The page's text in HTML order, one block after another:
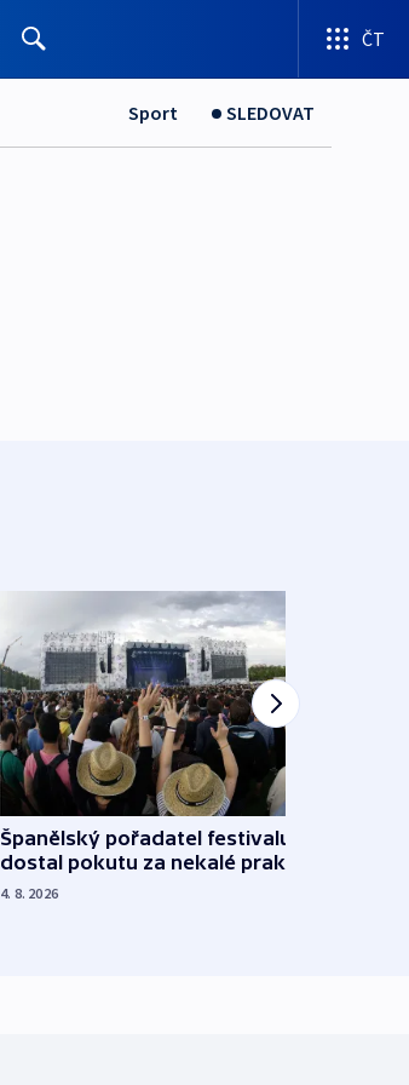
ČT
Sport SLEDOVAT
Španělský pořadatel festivalu
dostal pokutu za nekalé praktiky
4. 8. 2026